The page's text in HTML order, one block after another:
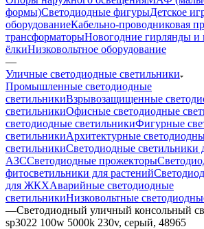
формы)Светодиодные фигурыДетское
оборудованиеКабельно-проводниковая
трансформаторыНовогодние гирлянды и
ёлкиНизковольтное оборудование
—
Уличные светодиодные светильники
Промышленные светодиодные
светильникиВзрывозащищенные
светильникиОфисные светодиодные
светодиодные светильникиФигурные
светильникиАрхитектурные
светильникиСветодиодные светильники
АЗССветодиодные прожекторы
фитосветильники для растений
для ЖКХАварийные светодиодные
светильникиНизковольтные
—Светодиодный уличный консольный
sp3022 100w 5000k 230v, серый, 48965